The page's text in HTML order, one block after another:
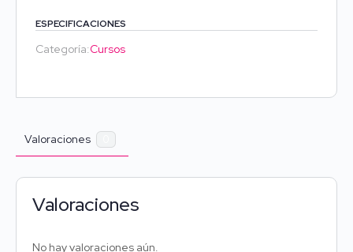
€ 15.€ 10.
ESPECIFICACIONES
Categoría:Cursos
Valoraciones
Valoraciones
No hay valoraciones aún.